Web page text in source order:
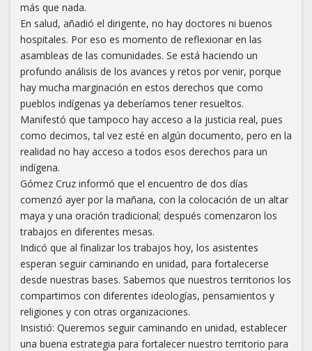
más que nada.
En salud, añadió el dirigente, no hay doctores ni buenos
hospitales. Por eso es momento de reflexionar en las
asambleas de las comunidades. Se está haciendo un
profundo análisis de los avances y retos por venir, porque
hay mucha marginación en estos derechos que como
pueblos indígenas ya deberíamos tener resueltos.
Manifestó que tampoco hay acceso a la justicia real, pues
como decimos, tal vez esté en algún documento, pero en la
realidad no hay acceso a todos esos derechos para un
indígena.
Gómez Cruz informó que el encuentro de dos días
comenzó ayer por la mañana, con la colocación de un altar
maya y una oración tradicional; después comenzaron los
trabajos en diferentes mesas.
Indicó que al finalizar los trabajos hoy, los asistentes
esperan seguir caminando en unidad, para fortalecerse
desde nuestras bases. Sabemos que nuestros territorios los
compartimos con diferentes ideologías, pensamientos y
religiones y con otras organizaciones.
Insistió: Queremos seguir caminando en unidad, establecer
una buena estrategia para fortalecer nuestro territorio para